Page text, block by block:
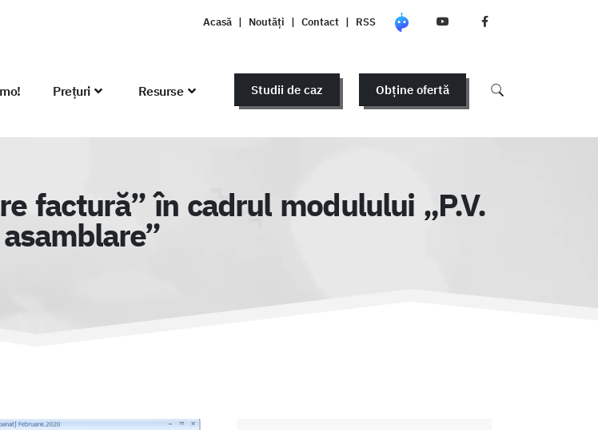
Acasă | Noutăți | Contact | RSS
Prețuri Resurse Studii de caz Obține ofertă
factură” în cadrul modulului „P.V.